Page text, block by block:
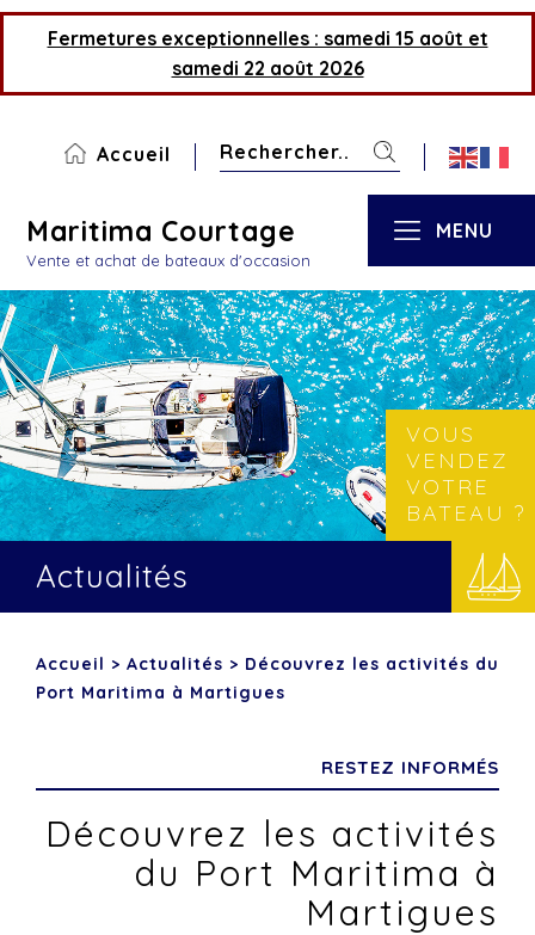
Fermetures exceptionnelles : samedi 15 août et
samedi 22 août 2026
Accueil
Maritima Courtage
Vente et achat de bateaux d'occasion
MENU
VOUS
VENDEZ
VOTRE
BATEAU ?
Actualités
Accueil > Actualités > Découvrez les activités du
Port Maritima à Martigues
RESTEZ INFORMÉS
Découvrez les activités
du Port Maritima à
Martigues